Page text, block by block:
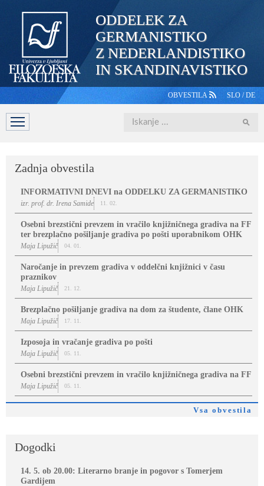
ODDELEK ZA
GERMANISTIKO
Z NEDERLANDISTIKO
IN SKANDINAVISTIKO
OBVESTILA SLO /DE
DOMOV ŠTUDIJ
Iskanje
Zadnja obvestila
INFORMATIVNI DNEVI na ODDELKU ZA GERMANISTIKO
izr. prof. dr. Irena Samide 11. 02.
Osebni brezstični prevzem in vračilo knjižničnega gradiva na FF
ter brezplačno pošiljanje gradiva po pošti uporabnikom OHK
Maja Lipužič 04. 01.
Naročanje in prevzem gradiva v oddelčni knjižnici v času
praznikov
Maja Lipužič 21. 12.
Brezplačno pošiljanje gradiva na dom za študente, člane OHK
Maja Lipužič 17. 11.
Izposoja in vračanje gradiva po pošti
Maja Lipužič 05. 11.
Osebni brezstični prevzem in vračilo knjižničnega gradiva na FF
Maja Lipužič 05. 11.
Vsa obvestila
Dogodki
14. 5. ob 20.00: Literarno branje in pogovor s Tomerjem
Gardijem